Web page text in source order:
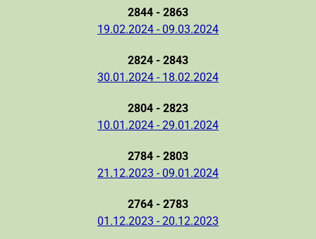
2844 - 2863
19.02.2024 - 09.03.2024
2824 - 2843
30.01.2024 - 18.02.2024
2804 - 2823
10.01.2024 - 29.01.2024
2784 - 2803
21.12.2023 - 09.01.2024
2764 - 2783
01.12.2023 - 20.12.2023